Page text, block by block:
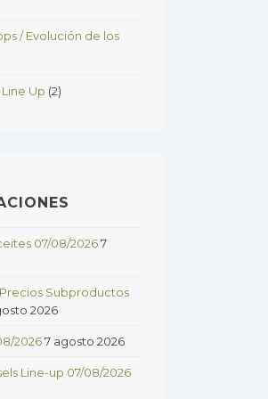
/ Evolución de los
Up (2)
07/08/20267
Subproductos
2026
20267 agosto 2026
Line-up 07/08/2026